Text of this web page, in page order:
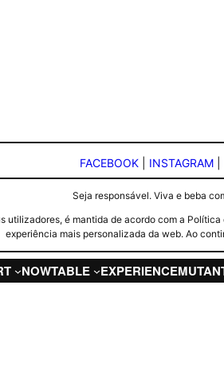
FACEBOOK INSTAGRAM
Seja responsável. Viva e beba
é mantida de acordo com a
experiência mais personalizada da web. Ao
NOWTABLE EXPERIENCE